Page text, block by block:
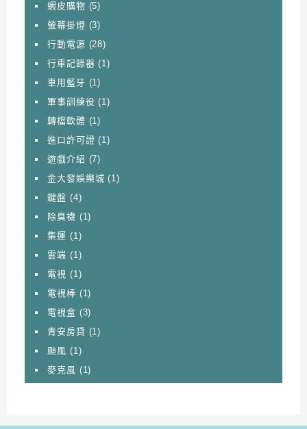
蝦皮購物 (5)
螢幕掛燈 (3)
行動電源 (28)
行車記錄器 (1)
車用藍牙 (1)
軍事訓練役 (1)
轉檔軟體 (1)
進口許可證 (1)
遊戲介紹 (7)
金大發娛樂城 (1)
鍵盤 (4)
除臭襪 (1)
集運 (1)
雲端 (1)
電視 (1)
電視棒 (1)
電視盒 (3)
青安房貸 (1)
颱風 (1)
麥克風 (1)